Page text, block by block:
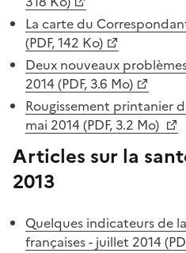
La carte du
(PDF, 142 Ko)
Deux nouveaux
2014 (PDF, 3.6 Mo)
Rougissement printanier
mai 2014 (PDF, 3.2 Mo)
Articles sur la
2013
Quelques indicateurs de
françaises - juillet 2014